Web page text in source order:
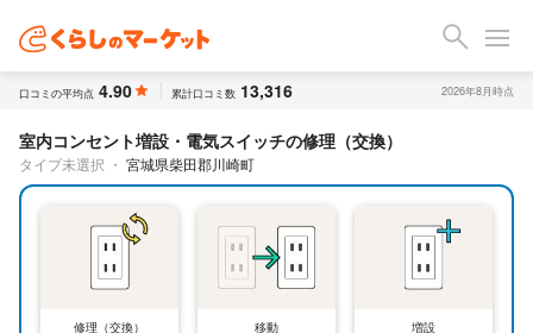
口コミの平均点 4.90 累計口コミ数 13,316 2026年8月時点
室内コンセント増設・電気スイッチの修理（交換）
タイプ未選択 ・ 宮城県柴田郡川崎町
修理（交換） 移動 増設